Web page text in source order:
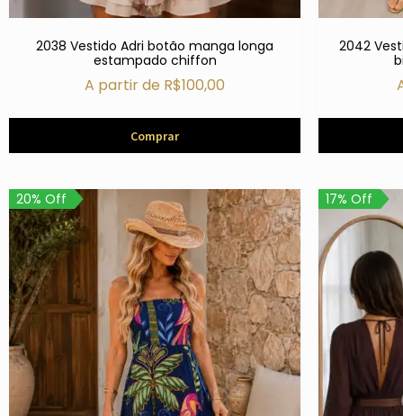
2038 Vestido Adri botão manga longa
estampado chiffon
A partir de R$100,00
Comprar
2042
20% Off 17% Off